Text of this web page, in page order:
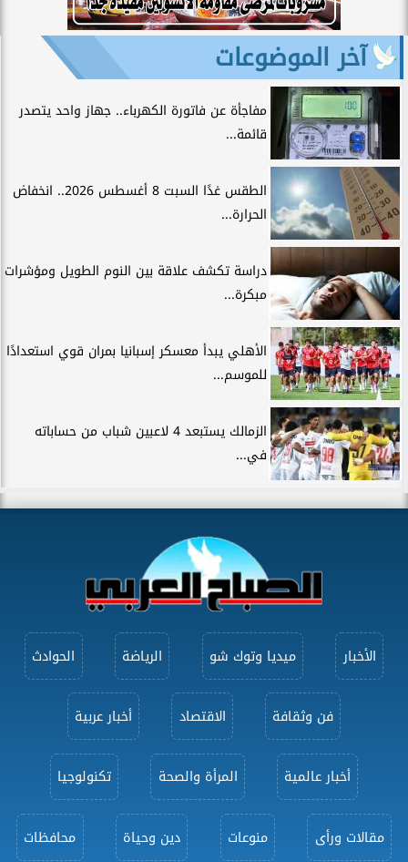
آخر الموضوعات
مفاجأة عن فاتورة الكهرباء.. جهاز واحد يتصدر
قائمة...
الطقس غدًا السبت 8 أغسطس 2026.. انخفاض
الحرارة...
دراسة تكشف علاقة بين النوم الطويل ومؤشرات
مبكرة...
الأهلي يبدأ معسكر إسبانيا بمران قوي استعدادًا
للموسم...
الزمالك يستبعد 4 لاعبين شباب من حساباته
في...
الأخبار ميديا وتوك شو الرياضة الحوادث
فن وثقافة الاقتصاد أخبار عربية
أخبار عالمية المرأة والصحة تكنولوجيا
مقالات ورأى منوعات دين وحياة محافظات